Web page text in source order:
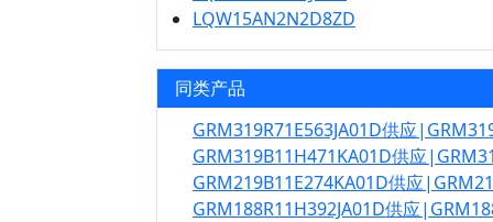
LQW15AN2N2D8ZD
同类产品
GRM319R71E563JA01D供应
GRM319B11H471KA01D供应
GRM219B11E274KA01D供应
GRM188R11H392JA01D供应